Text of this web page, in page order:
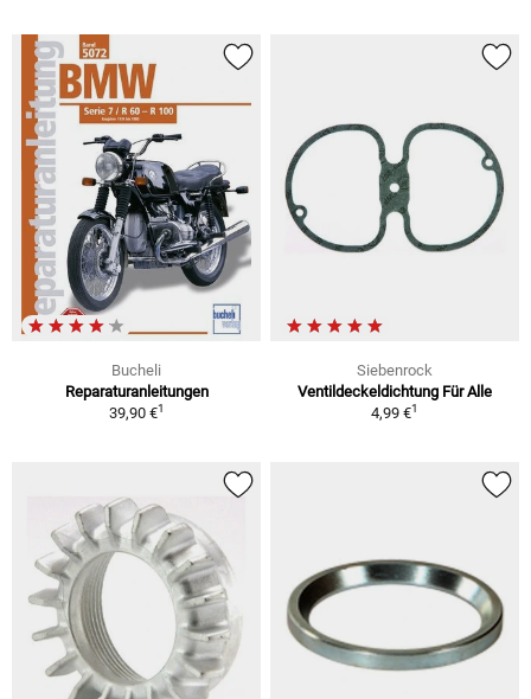
Bucheli
Reparaturanleitungen
39,90 €1
Siebenrock
Ventildeckeldichtung Für Alle
4,99 €1